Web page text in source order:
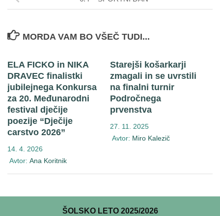
MORDA VAM BO VŠEČ TUDI...
ELA FICKO in NIKA
DRAVEC finalistki
jubilejnega Konkursa
za 20. Međunarodni
festival dječije
poezije “Dječije
carstvo 2026”
14. 4. 2026
Avtor: Ana Koritnik
Starejši košarkarji
zmagali in se uvrstili
na finalni turnir
Področnega
prvenstva
27. 11. 2025
Avtor: Miro Kalezič
ŠOLSKO LETO 2025/2026